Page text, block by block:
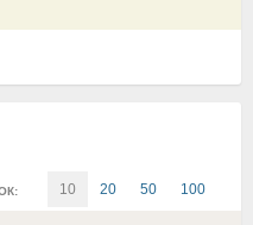
10 20 50 100